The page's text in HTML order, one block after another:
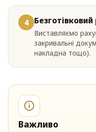
4
Виставляємо
закривальні
накладна тощо).
Важливо